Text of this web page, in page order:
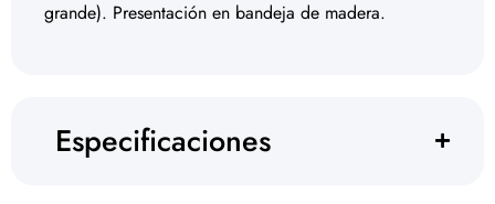
grande). Presentación en bandeja de madera.
Especificaciones